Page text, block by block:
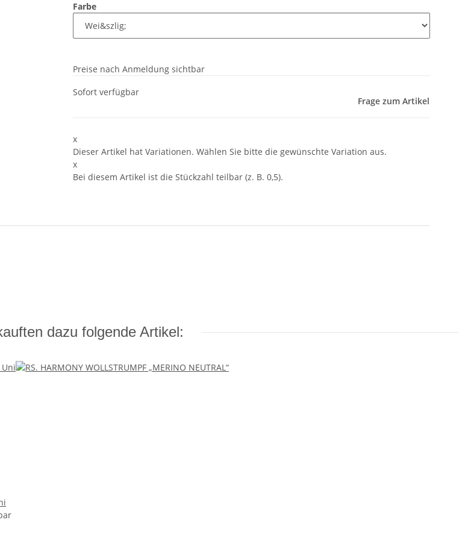
Farbe
Preise nach Anmeldung sichtbar
Sofort verfügbar
Frage zum Artikel
x
Dieser Artikel hat Variationen. Wählen Sie bitte die gewünschte Variation aus.
x
Bei diesem Artikel ist die Stückzahl teilbar (z. B. 0,5).
dazu folgende Artikel: